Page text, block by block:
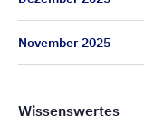
November 2025
Wissenswertes